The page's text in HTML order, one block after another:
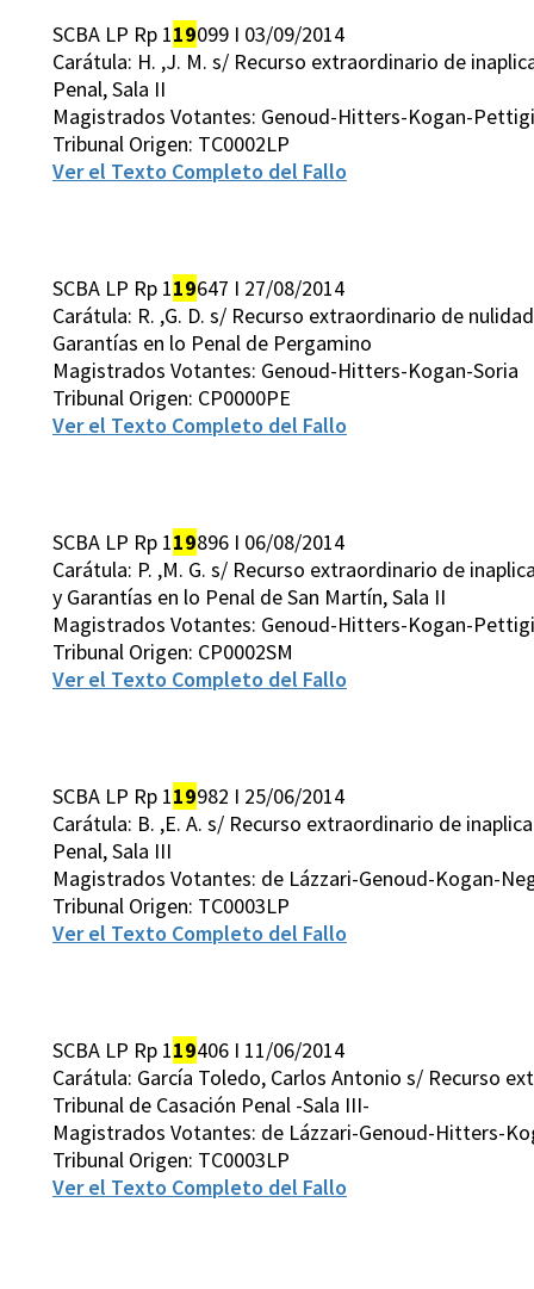
SCBA LP Rp 119099 I 03/09/2014
Carátula: H. ,J. M. s/ Recurso extraordinario de
Penal, Sala II
Magistrados Votantes: Genoud-Hitters-Kogan-
Tribunal Origen: TC0002LP
Ver el Texto Completo del Fallo
SCBA LP Rp 119647 I 27/08/2014
Carátula: R. ,G. D. s/ Recurso extraordinario de
Garantías en lo Penal de Pergamino
Magistrados Votantes: Genoud-Hitters-Kogan-Soria
Tribunal Origen: CP0000PE
Ver el Texto Completo del Fallo
SCBA LP Rp 119896 I 06/08/2014
Carátula: P. ,M. G. s/ Recurso extraordinario de
y Garantías en lo Penal de San Martín, Sala II
Magistrados Votantes: Genoud-Hitters-Kogan-
Tribunal Origen: CP0002SM
Ver el Texto Completo del Fallo
SCBA LP Rp 119982 I 25/06/2014
Carátula: B. ,E. A. s/ Recurso extraordinario de
Penal, Sala III
Magistrados Votantes: de Lázzari-Genoud-Kogan-
Tribunal Origen: TC0003LP
Ver el Texto Completo del Fallo
SCBA LP Rp 119406 I 11/06/2014
Carátula: García Toledo, Carlos Antonio s/ Recurso
Tribunal de Casación Penal -Sala III-
Magistrados Votantes: de Lázzari-Genoud-Hitters-
Tribunal Origen: TC0003LP
Ver el Texto Completo del Fallo